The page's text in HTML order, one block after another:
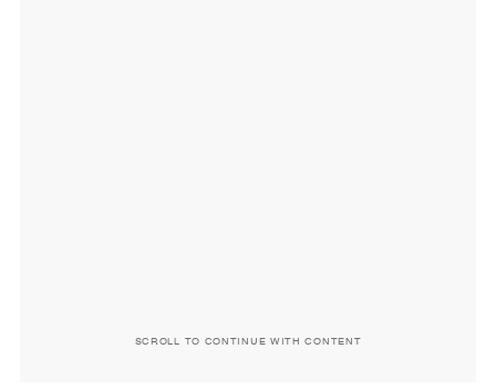
SCROLL TO CONTINUE WITH CONTENT